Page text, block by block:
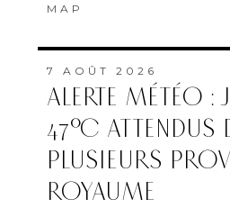
MAP
7 AOÛT 2026
ALERTE MÉTÉO :
47°C ATTENDUS
PLUSIEURS
ROYAUME